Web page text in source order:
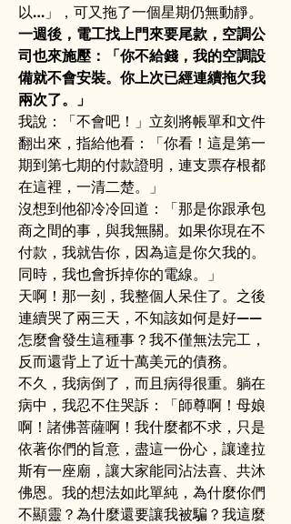
以…」，可又拖了一個星期仍無動靜。
一週後，電工找上門來要尾款，空調公
司也來施壓：「你不給錢，我的空調設
備就不會安裝。你上次已經連續拖欠我
兩次了。」
我說：「不會吧！」立刻將帳單和文件
翻出來，指給他看：「你看！這是第一
期到第七期的付款證明，連支票存根都
在這裡，一清二楚。」
沒想到他卻冷冷回道：「那是你跟承包
商之間的事，與我無關。如果你現在不
付款，我就告你，因為這是你欠我的。
同時，我也會拆掉你的電線。」
天啊！那一刻，我整個人呆住了。之後
連續哭了兩三天，不知該如何是好——
怎麼會發生這種事？我不僅無法完工，
反而還背上了近十萬美元的債務。
不久，我病倒了，而且病得很重。躺在
病中，我忍不住哭訴：「師尊啊！母娘
啊！諸佛菩薩啊！我什麼都不求，只是
依著你們的旨意，盡這一份心，讓達拉
斯有一座廟，讓大家能同沾法喜、共沐
佛恩。我的想法如此單純，為什麼你們
不顯靈？為什麼還要讓我被騙？我這麼